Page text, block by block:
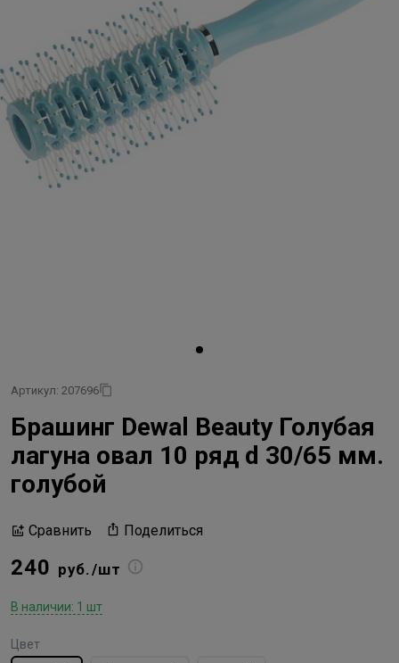
Артикул: 207696
Брашинг Dewal Beauty Голубая
лагуна овал 10 ряд d 30/65 мм.
голубой
Сравнить Поделиться
240 руб./шт
В наличии: 1 шт
Цвет